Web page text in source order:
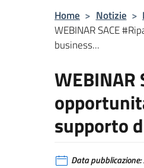
Home > Notizie >
WEBINAR SACE
business...
WEBINAR
supporto
Data pubblicazione: